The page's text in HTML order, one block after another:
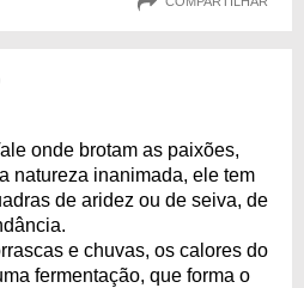
onde brotam as paixões,
natureza inanimada, ele tem
de aridez ou de seiva, de
e chuvas, os calores do
fermentação, que forma o